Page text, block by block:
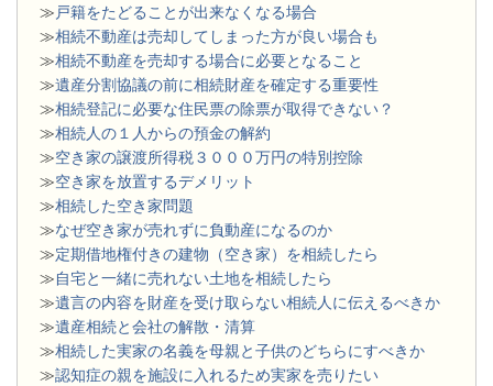
≫戸籍をたどることが出来なくなる場合
≫相続不動産は売却してしまった方が良い場合も
≫相続不動産を売却する場合に必要となること
≫遺産分割協議の前に相続財産を確定する重要性
≫相続登記に必要な住民票の除票が取得できない？
≫相続人の１人からの預金の解約
≫空き家の譲渡所得税３０００万円の特別控除
≫空き家を放置するデメリット
≫相続した空き家問題
​≫なぜ空き家が売れずに負動産になるのか
≫定期借地権付きの建物（空き家）を相続したら
≫自宅と一緒に売れない土地を相続したら
≫遺言の内容を財産を受け取らない相続人に伝えるべきか
≫遺産相続と会社の解散・清算
≫相続した実家の名義を母親と子供のどちらにすべきか
≫認知症の親を施設に入れるため実家を売りたい